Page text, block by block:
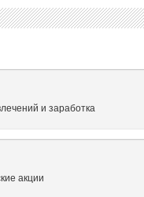
и заработка
акции